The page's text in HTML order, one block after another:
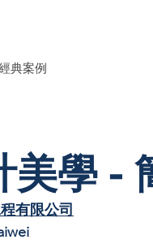
典案例
美學 -
有限公司